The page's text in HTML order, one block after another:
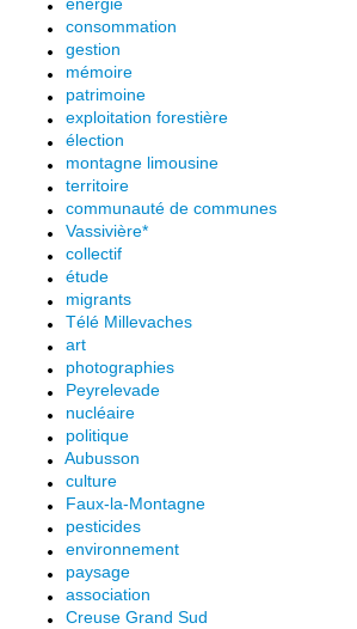
énergie
consommation
gestion
mémoire
patrimoine
exploitation forestière
élection
montagne limousine
territoire
communauté de communes
Vassivière*
collectif
étude
migrants
Télé Millevaches
art
photographies
Peyrelevade
nucléaire
politique
Aubusson
culture
Faux-la-Montagne
pesticides
environnement
paysage
association
Creuse Grand Sud